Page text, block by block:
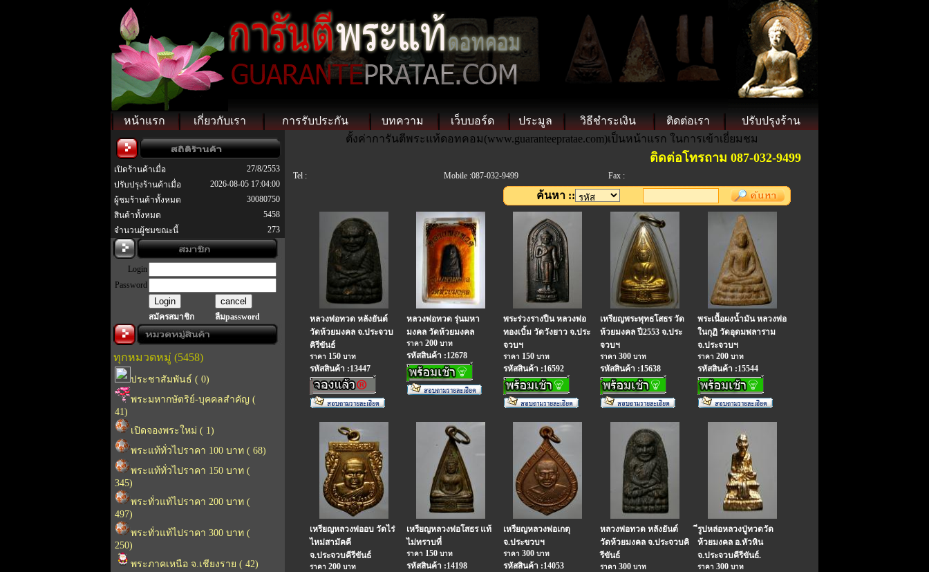
หน้าแรก เกี่ยวกับเรา การรับประกัน บทความ เว็บบอร์ด ประมูล วิธีชำระเงิน ติดต่อเรา ปรับปรุงร้าน
เปิดร้านค้าเมื่อ
27/8/2553
ปรับปรุงร้านค้าเมื่อ
2026-08-05 17:04:00
ผู้ชมร้านค้าทั้งหมด
30080750
สินค้าทั้งหมด
5458
จำนวนผู้ชมขณะนี้
273
Login
Password
สมัครสมาชิก ลืมpassword
ทุกหมวดหมู่ (5458)
ประชาสัมพันธ์ ( 0)
พระมหากษัตริย์-บุคคลสำคัญ (
41)
เปิดจองพระใหม่ ( 1)
พระแท้ทั่วไปราคา 100 บาท ( 68)
พระแท้ทั่วไปราคา 150 บาท (
345)
พระทั่วแท้ไปราคา 200 บาท (
497)
พระทั่วแท้ไปราคา 300 บาท (
250)
พระภาคเหนือ จ.เชียงราย ( 42)
ตั้งค่าการันตีพระแท้ดอทคอม(www.guaranteepratae.com)เป็นหน้าแรก ในการเข้าเยี่ยมชม
ติดต่อโทรถาม 087-032-9499 "การันตีพระแท้ ".ราคา
Tel : Mobile :087-032-9499 Fax :
ค้นหา ::
หลวงพ่อทวด หลังยันต์
วัดห้วยมงคล จ.ประจวบ
คิรีขันธ์
ราคา 150 บาท
รหัสสินค้า :13447
หลวงพ่อทวด รุ่นมหา
มงคล วัดห้วยมงคล
ราคา 200 บาท
รหัสสินค้า :12678
พระร่วงรางปืน หลวงพ่อ
ทองเบิ้ม วัดวังยาว จ.ประ
จวบฯ
ราคา 150 บาท
รหัสสินค้า :16592
เหรียญพระพุทธโสธร วัด
ห้วยมงคล ปี2553 จ.ประ
จวบฯ
ราคา 300 บาท
รหัสสินค้า :15638
พระเนื้อผงน้ำมัน หลวงพ่อ
ในกุฏิ วัดอุดมพลาราม
จ.ประจวบฯ
ราคา 200 บาท
รหัสสินค้า :15544
เหรียญหลวงพ่ออบ วัดไร่
ไหม่สามัคคี
จ.ประจวบคีรีขันธ์
ราคา 200 บาท
เหรียญหลวงพ่อโสธร แท้
ไม่ทราบที่
ราคา 150 บาท
รหัสสินค้า :14198
เหรียญหลวงพ่อเกตุ
จ.ประขวบฯ
ราคา 300 บาท
รหัสสินค้า :14053
หลวงพ่อทวด หลังยันต์
วัดห้วยมงคล จ.ประจวบคิ
รีขันธ์
ราคา 300 บาท
ีรูปหล่อหลวงปู่ทวดวัด
ห้วยมงคล อ.หัวหิน
จ.ประจวบคีรีขันธ์.
ราคา 300 บาท